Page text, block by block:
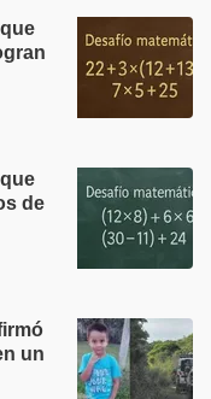
de
un